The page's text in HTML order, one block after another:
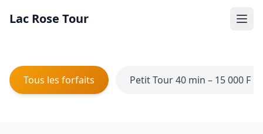
Lac Rose Tour
Tous les forfaits Petit Tour 40 min – 15 000 F